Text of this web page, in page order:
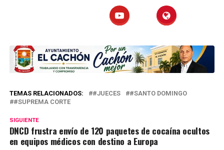
TEMAS RELACIONADOS: #JUECES
#SANTO DOMINGO
#SUPREMA CORTE
SIGUIENTE
DNCD frustra envío de 120 paquetes de cocaína ocultos
en equipos médicos con destino a Europa